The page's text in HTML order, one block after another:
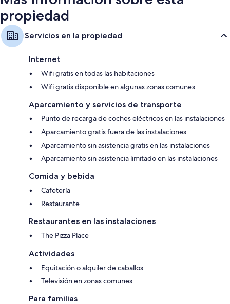
propiedad
Servicios en la propiedad
Internet
Wifi gratis en todas las habitaciones
Wifi gratis disponible en algunas zonas comunes
Aparcamiento y servicios de transporte
Punto de recarga de coches eléctricos en las instalaciones
Aparcamiento gratis fuera de las instalaciones
Aparcamiento sin asistencia gratis en las instalaciones
Aparcamiento sin asistencia limitado en las instalaciones
Comida y bebida
Cafetería
Restaurante
Restaurantes en las instalaciones
The Pizza Place
Actividades
Equitación o alquiler de caballos
Televisión en zonas comunes
Para familias